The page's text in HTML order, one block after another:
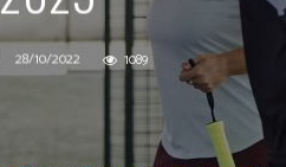
28/10/2022 1089